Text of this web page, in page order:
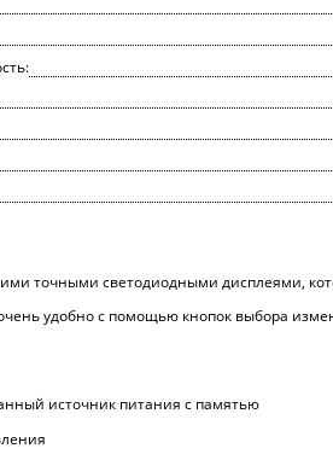
точными светодиодными дисплеями,
удобно с помощью кнопок выбора
источник питания с памятью